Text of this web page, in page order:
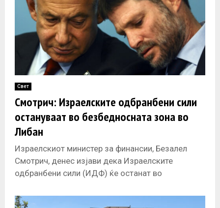
Свет
Смотрич: Израелските одбранбени сили
остануваат во безбедносната зона во
Либан
Израелскиот министер за финансии, Безалел
Смотрич, денес изјави дека Израелските
одбранбени сили (ИДФ) ќе останат во
со години,